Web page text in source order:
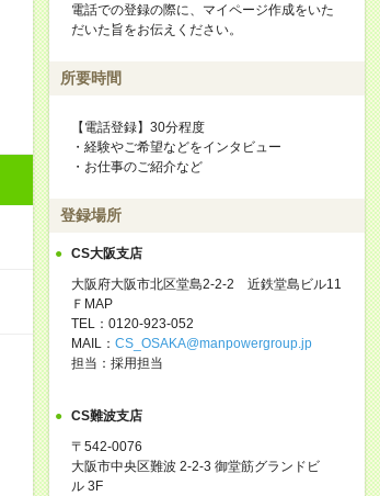
電話での登録の際に、マイページ作成をいた
だいた旨をお伝えください。
所要時間
【電話登録】30分程度
・経験やご希望などをインタビュー
・お仕事のご紹介など
登録場所
CS大阪支店
大阪府大阪市北区堂島2-2-2 近鉄堂島ビル11
ＦMAP
TEL：0120-923-052
MAIL： CS_OSAKA@manpowergroup.jp
担当：採用担当
CS難波支店
〒542-0076
大阪市中央区難波 2-2-3 御堂筋グランドビ
ル 3F